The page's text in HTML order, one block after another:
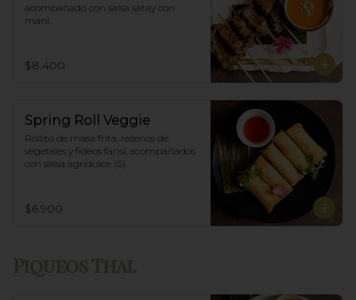
acompañado con salsa satay con
maní.
$8.400
Spring Roll Veggie
Rollito de masa frita, rellenos de
vegetales y fideos fansi, acompañados
con salsa agridulce. (5)
$6.900